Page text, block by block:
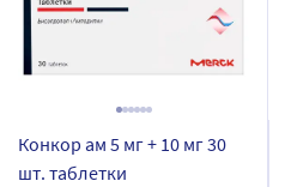
Конкор ам 5 мг + 10 мг 30
шт. таблетки